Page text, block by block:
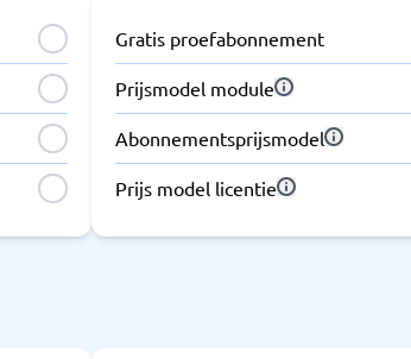
Gratis proefabonnement
Prijsmodel module
Abonnementsprijsmodel
Prijs model licentie